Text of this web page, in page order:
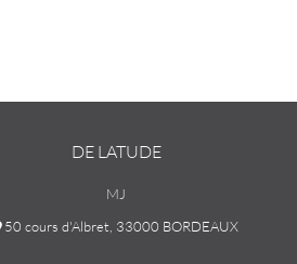
DE LATUDE
MJ
50 cours d'Albret, 33000 BORDEAUX